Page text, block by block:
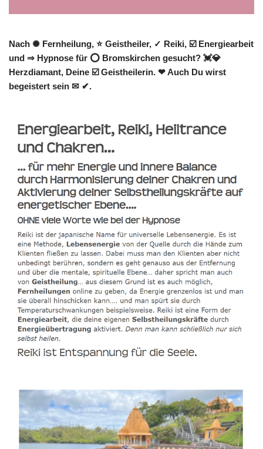
Nach ✺ Fernheilung, ⭐ Geistheiler, ✓ Reiki, ☑️ Energiearbeit
und ⇒ Hypnose für ⭕ Bromskirchen gesucht? 💓️💎
Herzdiamant, Deine ☑️ Geistheilerin. ❤ Auch Du wirst
begeistert sein ✉ ✔.